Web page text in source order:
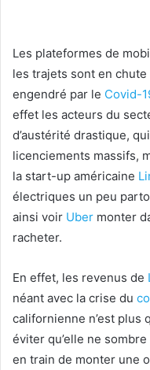
Les plateformes de
les trajets sont en
engendré par le Covid-
effet les acteurs du
d’austérité drastique,
licenciements massifs,
la start-up américaine
électriques un peu
ainsi voir Uber monter
racheter.
En effet, les revenus de
néant avec la crise du
californienne n’est plus
éviter qu’elle ne
en train de monter une